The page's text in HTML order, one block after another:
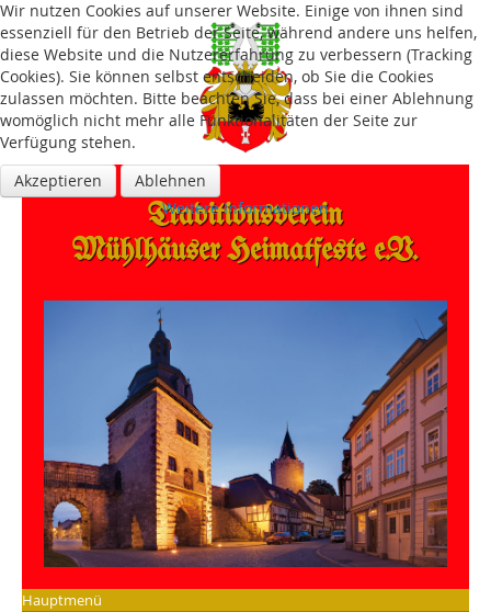
Traditions­verein
Mühlhäuser Heimatfeste e.V.
Hauptmenü
Wir nutzen Cookies auf unserer Website. Einige von ihnen sind
essenziell für den Betrieb der Seite, während andere uns helfen,
diese Website und die Nutzererfahrung zu verbessern (Tracking
Cookies). Sie können selbst entscheiden, ob Sie die Cookies
zulassen möchten. Bitte beachten Sie, dass bei einer Ablehnung
womöglich nicht mehr alle Funktionalitäten der Seite zur
Verfügung stehen.
Akzeptieren
Ablehnen
Weitere Informationen